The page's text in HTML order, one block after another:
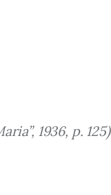
1936, p. 125)